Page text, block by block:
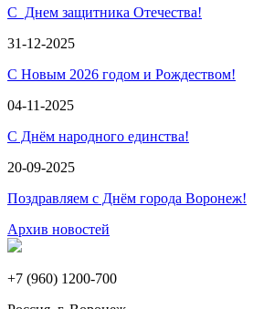
С Днем защитника Отечества!
31-12-2025
С Новым 2026 годом и Рождеством!
04-11-2025
С Днём народного единства!
20-09-2025
Поздравляем с Днём города Воронеж!
Архив новостей
+7 (960) 1200-700